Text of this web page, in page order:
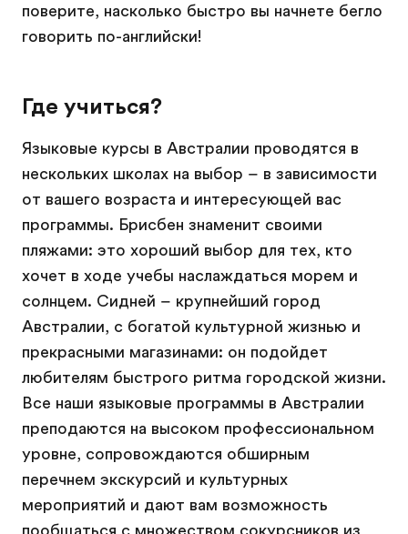
поверите, насколько быстро вы начнете бегло
говорить по-английски!
Где учиться?
Языковые курсы в Австралии проводятся в
нескольких школах на выбор – в зависимости
от вашего возраста и интересующей вас
программы. Брисбен знаменит своими
пляжами: это хороший выбор для тех, кто
хочет в ходе учебы наслаждаться морем и
солнцем. Сидней – крупнейший город
Австралии, с богатой культурной жизнью и
прекрасными магазинами: он подойдет
любителям быстрого ритма городской жизни.
Все наши языковые программы в Австралии
преподаются на высоком профессиональном
уровне, сопровождаются обширным
перечнем экскурсий и культурных
мероприятий и дают вам возможность
пообщаться с множеством сокурсников из